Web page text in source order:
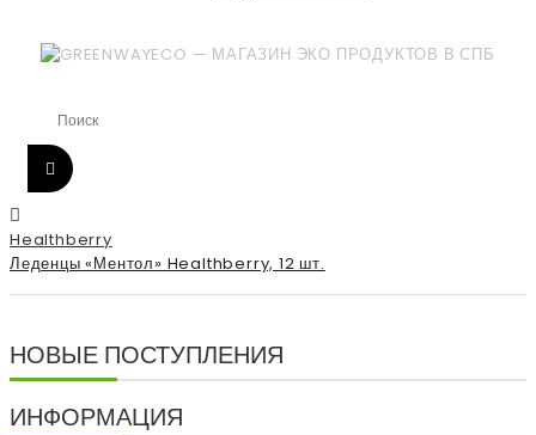
Healthberry
Леденцы «Ментол» Healthberry, 12 шт.
НОВЫЕ ПОСТУПЛЕНИЯ
ИНФОРМАЦИЯ